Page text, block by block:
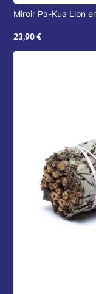
Miroir Pa-Kua Lion
23,90€